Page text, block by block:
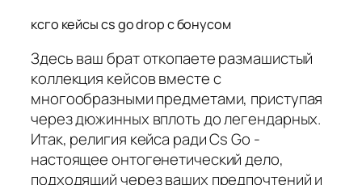
ксго кейсы cs go drop с бонусом
Здесь ваш брат откопаете размашистый
коллекция кейсов вместе с
многообразными предметами, приступая
через дюжинных вплоть до легендарных.
Итак, религия кейса ради Cs Go -
настоящее онтогенетический дело,
подходящий через ваших предпочтений и